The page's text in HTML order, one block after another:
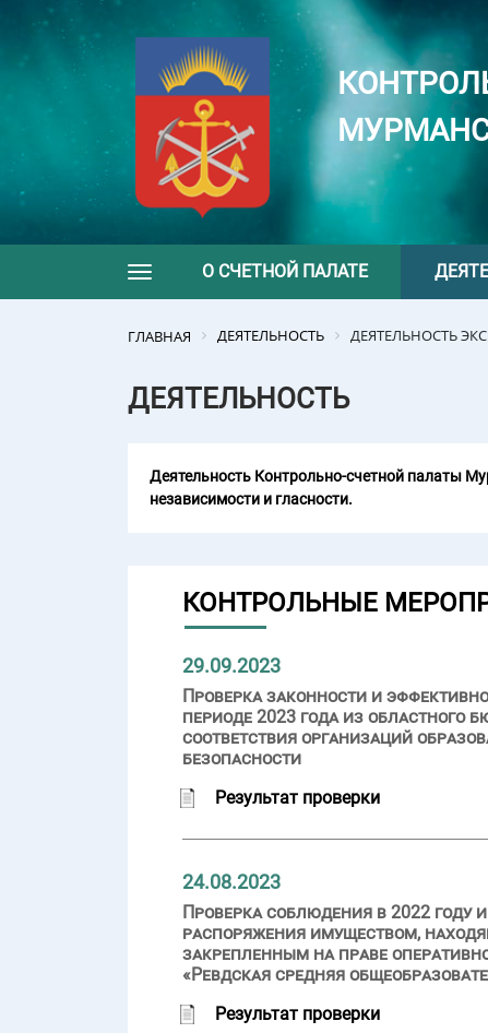
Toggle navigation
О СЧЕТНОЙ ПАЛАТЕ
ГЛАВНАЯ ДЕЯТЕЛЬНОСТЬ ДЕЯТЕЛЬНОСТЬ
ДЕЯТЕЛЬНОСТЬ
Деятельность Контрольно-счетной палаты
независимости и гласности.
КОНТРОЛЬНЫЕ
29.09.2023
Проверка законности и
периоде 2023 года из
соответствия организаций
безопасности
Результат проверки
24.08.2023
Проверка соблюдения в 2022 году
распоряжения имуществом,
закрепленным на праве
«Ревдская средняя
Результат проверки